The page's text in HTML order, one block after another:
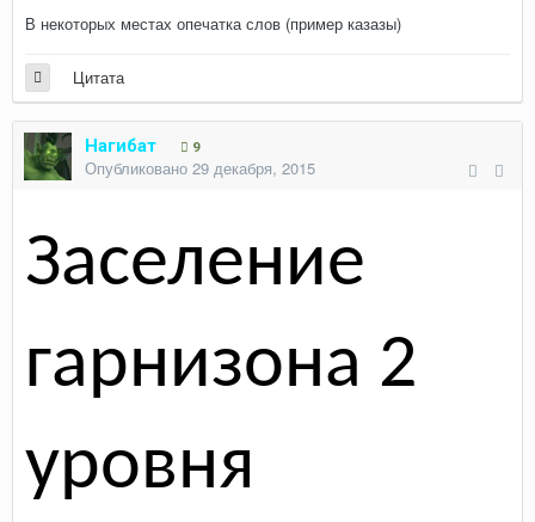
В некоторых местах опечатка слов (пример казазы)
Цитата
Нагибат 9
Опубликовано 29 декабря, 2015
Заселение
гарнизона 2
уровня